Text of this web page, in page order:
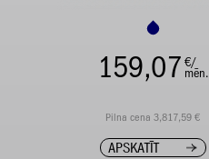
159,07 €/
mēn.
Pilna cena 3,817,59 €
APSKATĪT